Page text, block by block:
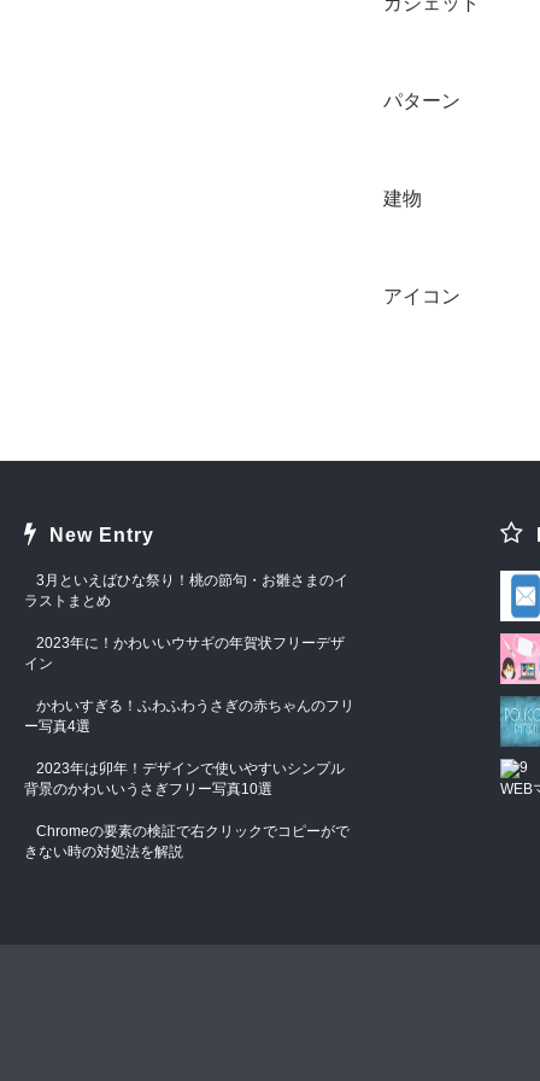
パターン
建物
アイコン
New Entry
3月といえばひな祭り！桃の節句・お雛さまのイ
ラストまとめ
2023年に！かわいいウサギの年賀状フリーデザ
イン
かわいすぎる！ふわふわうさぎの赤ちゃんのフリ
ー写真4選
2023年は卯年！デザインで使いやすいシンプル
背景のかわいいうさぎフリー写真10選
Chromeの要素の検証で右クリックでコピーがで
きない時の対処法を解説
WEB